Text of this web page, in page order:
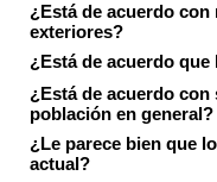
¿Está de acuerdo
exteriores?
¿Está de acuerdo
¿Está de acuerdo
población en general?
¿Le parece bien que
actual?